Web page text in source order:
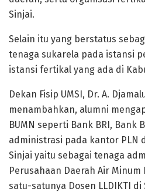
Sinjai.
Selain itu yang berstatus
tenaga sukarela pada istansi
istansi fertikal yang ada di
Dekan Fisip UMSI, Dr. A.
menambahkan, alumni
BUMN seperti Bank BRI, Bank
administrasi pada kantor PLN
Sinjai yaitu sebagai tenaga
Perusahaan Daerah Air
satu-satunya Dosen LLDIKTI